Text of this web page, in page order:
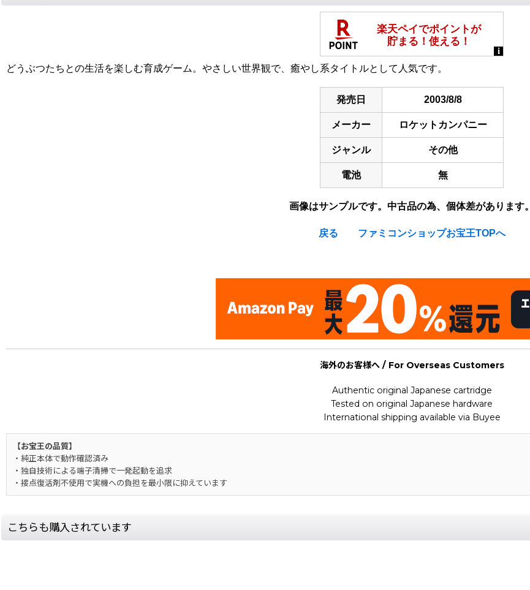
どうぶつたちとの生活を楽しむ育成ゲーム。やさしい世界観で、癒やし系タイトルとして人気です。
発売日 2003/8/8
メーカー ロケットカンパニー
ジャンル その他
電池 無
画像はサンプルです。中古品の為、個体差があります。
戻る ファミコンショップお宝王TOPへ
海外のお客様へ / For Overseas Customers
Authentic original Japanese cartridge
Tested on original Japanese hardware
International shipping available via Buyee
【お宝王の品質】
・純正本体で動作確認済み
・独自技術による端子清掃で一発起動を追求
・接点復活剤不使用で実機への負担を最小限に抑えています
こちらも購入されています